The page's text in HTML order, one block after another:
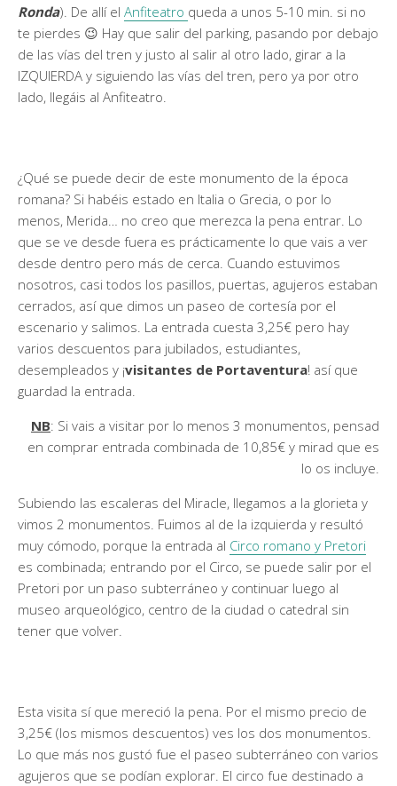
Ronda). De allí el Anfiteatro queda a unos 5-10 min. si no
te pierdes 😉 Hay que salir del parking, pasando por debajo
de las vías del tren y justo al salir al otro lado, girar a la
IZQUIERDA y siguiendo las vías del tren, pero ya por otro
lado, llegáis al Anfiteatro.
¿Qué se puede decir de este monumento de la época
romana? Si habéis estado en Italia o Grecia, o por lo
menos, Merida… no creo que merezca la pena entrar. Lo
que se ve desde fuera es prácticamente lo que vais a ver
desde dentro pero más de cerca. Cuando estuvimos
nosotros, casi todos los pasillos, puertas, agujeros estaban
cerrados, así que dimos un paseo de cortesía por el
escenario y salimos. La entrada cuesta 3,25€ pero hay
varios descuentos para jubilados, estudiantes,
desempleados y ¡visitantes de Portaventura! así que
guardad la entrada.
NB: Si vais a visitar por lo menos 3 monumentos, pensad
en comprar entrada combinada de 10,85€ y mirad que es
lo os incluye.
Subiendo las escaleras del Miracle, llegamos a la glorieta y
vimos 2 monumentos. Fuimos al de la izquierda y resultó
muy cómodo, porque la entrada al Circo romano y Pretori
es combinada; entrando por el Circo, se puede salir por el
Pretori por un paso subterráneo y continuar luego al
museo arqueológico, centro de la ciudad o catedral sin
tener que volver.
Esta visita sí que mereció la pena. Por el mismo precio de
3,25€ (los mismos descuentos) ves los dos monumentos.
Lo que más nos gustó fue el paseo subterráneo con varios
agujeros que se podían explorar. El circo fue destinado a